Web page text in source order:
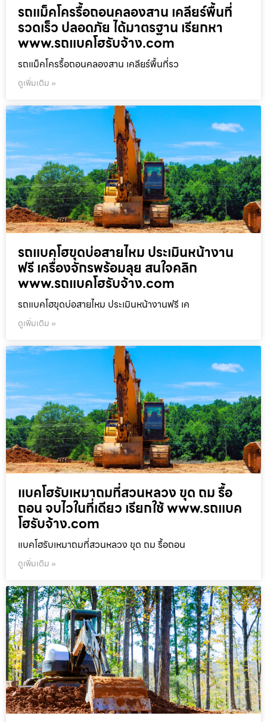
รถแม็คโครรื้อถอนคลองสาน เคลียร์พื้นที่
รวดเร็ว ปลอดภัย ได้มาตรฐาน เรียกหา
www.รถแบคโฮรับจ้าง.com
รถแม็คโครรื้อถอนคลองสาน เคลียร์พื้นที่รว
ดูเพิ่มเติม »
รถแบคโฮขุดบ่อสายไหม ประเมินหน้างาน
ฟรี เครื่องจักรพร้อมลุย สนใจคลิก
www.รถแบคโฮรับจ้าง.com
รถแบคโฮขุดบ่อสายไหม ประเมินหน้างานฟรี เค
ดูเพิ่มเติม »
แบคโฮรับเหมาถมที่สวนหลวง ขุด ถม รื้อ
ถอน จบไวในที่เดียว เรียกใช้ www.รถแบค
โฮรับจ้าง.com
แบคโฮรับเหมาถมที่สวนหลวง ขุด ถม รื้อถอน
ดูเพิ่มเติม »